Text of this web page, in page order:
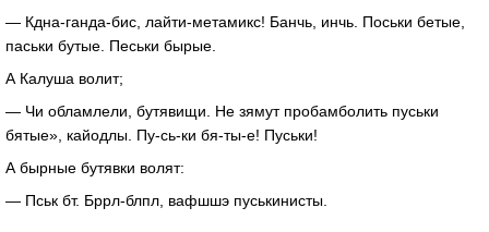
— Кдна-ганда-бис, лайти-метамикс! Банчь, инчь. Поськи бетые,
паськи бутые. Песьки бырые.
А Калуша волит;
— Чи обламлели, бутявищи. Не зямут пробамболить пуськи
бятые», кайодлы. Пу-сь-ки бя-ты-е! Пуськи!
А бырные бутявки волят:
— Пськ бт. Бррл-блпл , вафшшэ пуськинисты.